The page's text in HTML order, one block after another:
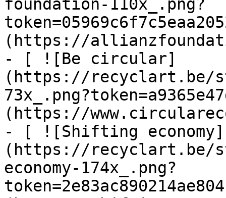
foundation-110x_.png?
(https://
- [ ![Be circular]
(https://recyclart.be/
(https://
- [ ![Shifting economy]
(https://recyclart.be/
economy-174x_.png?